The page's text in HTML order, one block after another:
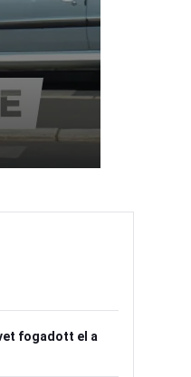
fogadott el a